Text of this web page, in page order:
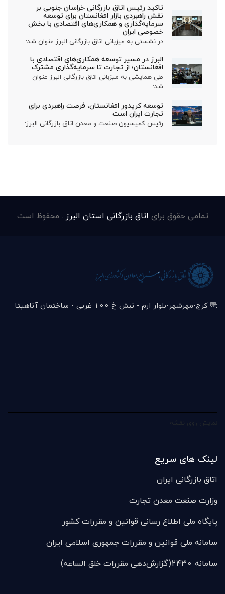
تاکید رئیس اتاق بازرگانی خراسان جنوبی بر
نقش راهبردی بازار افغانستان برای توسعه
سرمایه‌گذاری و همکاری‌های اقتصادی با بخش
خصوصی ایران
در نشستی به میزبانی اتاق بازرگانی البرز عنوان شد:
البرز در مسیر توسعه همکاری‌های اقتصادی با
افغانستان؛ از تجارت تا سرمایه‌گذاری مشترک
طی همایشی به میزبانی اتاق بازرگانی البرز عنوان
شد:
توسعه کریدور افغانستان، فرصت راهبردی برای
تجارت ایران است
رئیس کمیسیون صنعت و معدن اتاق بازرگانی البرز:
تمامی حقوق برای اتاق بازرگانی استان البرز . محفوظ است
کرج-مهرشهر-بلوار ارم - نبش خ 100 غربی - ساختمان آناهیتا
نمایش روی نقشه
لینک های سریع
اتاق بازرگانی ایران
وزارت صنعت معدن تجارت
پایگاه ملی اطلاع رسانی قوانین و مقررات کشور
سامانه ملی قوانين و مقررات جمهوری اسلامی ایران
سامانه ۲۴۳۰(گزارش‌دهی مقررات خلق الساعه)